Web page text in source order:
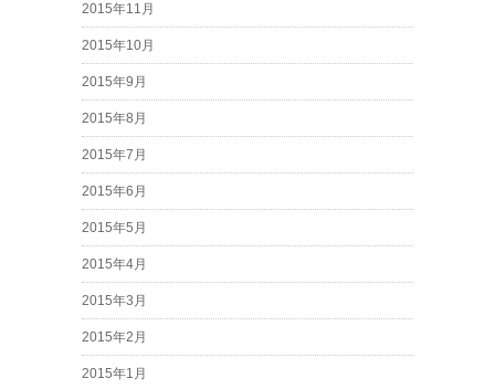
2015年11月
2015年10月
2015年9月
2015年8月
2015年7月
2015年6月
2015年5月
2015年4月
2015年3月
2015年2月
2015年1月